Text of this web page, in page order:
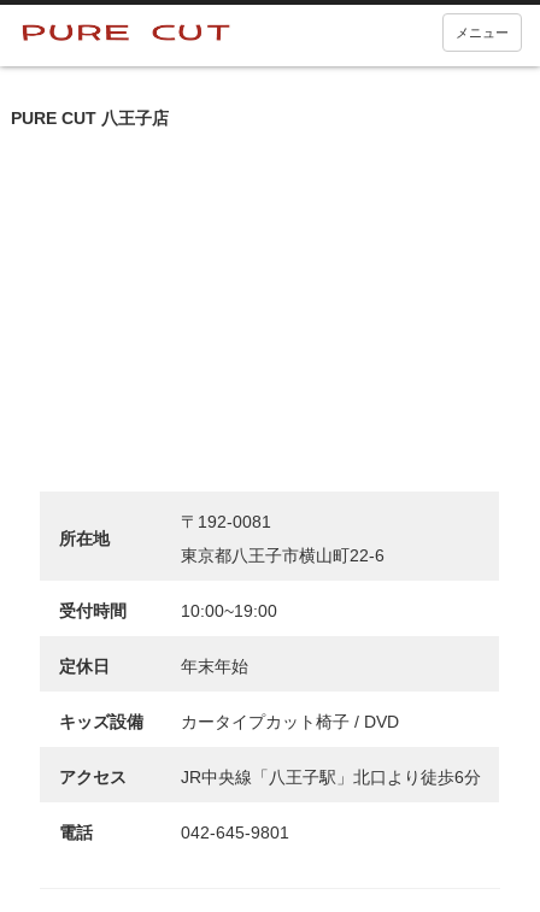
メニュー
PURE CUT 八王子店
所在地
〒192-0081
東京都八王子市横山町22-6
受付時間 10:00~19:00
定休日 年末年始
キッズ設備 カータイプカット椅子 / DVD
アクセス JR中央線「八王子駅」北口より徒歩6分
電話 042-645-9801